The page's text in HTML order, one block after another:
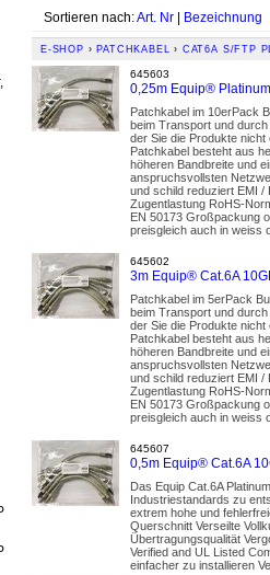
Sortieren nach:Art. Nr | Bezeichnung
E-SHOP › PATCHKABEL › CAT6A S/FTP
645603
0,25m Equip®
Patchkabel im 10erPack
beim Transport und
der Sie die Produkte
Patchkabel besteht aus
höheren Bandbreite und
anspruchsvollsten
und schild reduziert EMI /
Zugentlastung RoHS-
EN 50173 Großpackung
preisgleich auch in weiss
645602
3m Equip® Cat.6A
Patchkabel im 5erPack
beim Transport und
der Sie die Produkte
Patchkabel besteht aus
höheren Bandbreite und
anspruchsvollsten
und schild reduziert EMI /
Zugentlastung RoHS-
EN 50173 Großpackung
preisgleich auch in weiss
645607
0,5m Equip® Cat.6A
Das Equip Cat.6A
Industriestandards zu
extrem hohe und
Querschnitt Verseilte
Übertragungsqualität
Verified and UL Listed
einfacher zu installieren